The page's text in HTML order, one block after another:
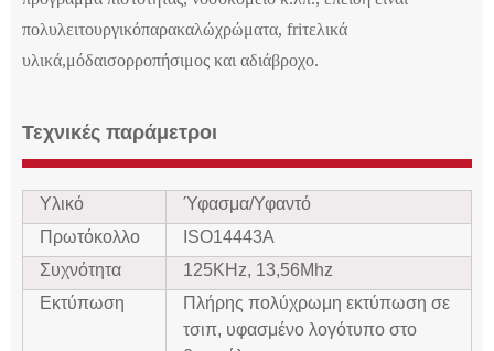
πολυλειτουργικόπαρακαλώχρώματα, friτελικά
υλικά,μόδαισορροπήσιμος και αδιάβροχο.
Τεχνικές παράμετροι
Υλικό
Ύφασμα/Υφαντό
Πρωτόκολλο
ISO14443A
Συχνότητα
125KHz, 13,56Mhz
Εκτύπωση
Πλήρης πολύχρωμη εκτύπωση σε
τσιπ, υφασμένο λογότυπο στο